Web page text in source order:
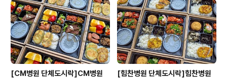
[CM병원 단체도시락]CM병원
[힘찬병원 단체도시락]힘찬병원